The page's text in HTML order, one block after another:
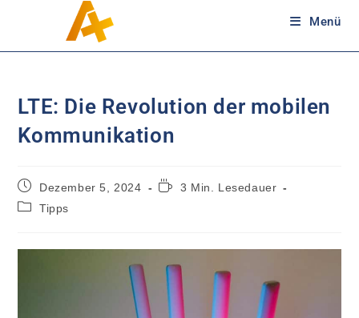
Menü
LTE: Die Revolution der mobilen
Kommunikation
Dezember 5, 2024
3 Min. Lesedauer
Tipps